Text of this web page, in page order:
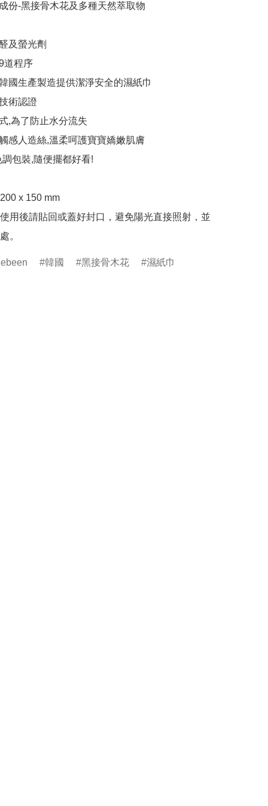
份-黑接骨木花及多種天然萃取物
及螢光劑
道程序
國生產製造提供潔淨安全的濕紙巾
術認證
,為了防止水分流失
感人造絲,溫柔呵護寶寶嬌嫩肌膚
包裝,隨便擺都好看!
x 150 mm
用後請貼回或蓋好封口，避免陽光直接照射，並
。
韓國 黑接骨木花 濕紙巾